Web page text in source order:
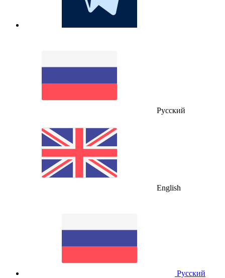
Русский
English
Русский